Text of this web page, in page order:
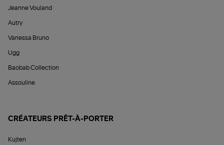
Jeanne Vouland
Autry
Vanessa Bruno
Ugg
Baobab Collection
Assouline
CRÉATEURS PRÊT-À-PORTER
Kujten